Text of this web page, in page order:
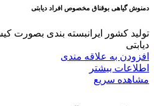
دمنوش گیاهی بوقناق مخصوص افراد دیابتی
تولید کشور ایرانبسته بندی بصورت
دیابتی
افزودن به علاقه مندی
اطلاعات بیشتر
مشاهده سریع